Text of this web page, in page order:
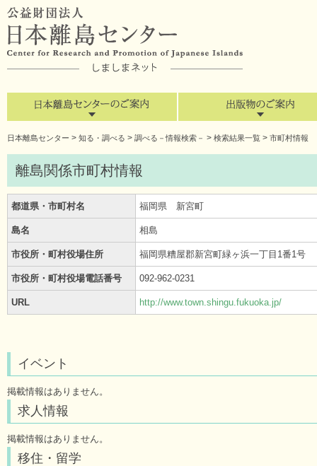
日本離島センター > 知る・調べる > 調べる－情報検索－ > 検索結果一覧 > 市町村情報
離島関係市町村情報
都道県・市町村名 福岡県 新宮町
島名 相島
市役所・町村役場住所 福岡県糟屋郡新宮町緑ヶ浜一丁目1番1号
市役所・町村役場電話番号 092-962-0231
URL http://www.town.shingu.fukuoka.jp/
イベント
掲載情報はありません。
求人情報
掲載情報はありません。
移住・留学